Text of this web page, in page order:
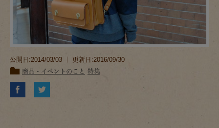
公開日:2014/03/03 ｜ 更新日:2016/09/30
商品・イベントのこと 特集